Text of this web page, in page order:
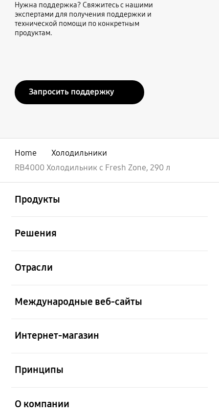
Нужна поддержка? Свяжитесь с нашими
экспертами для получения поддержки и
технической помощи по конкретным
продуктам.
Запросить поддержку
Home
Холодильники
RB4000 Холодильник c Fresh Zone, 290 л
Продукты
Решения
Отрасли
Международные веб-сайты
Интернет-магазин
Принципы
О компании